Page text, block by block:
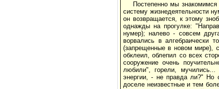
Постепенно мы
систему жизнедеятельности
он возвращается, к этому
однажды на прогулке:
нумер); налево - совсем
ворвались в алгебраически
(запрещенные в новом мире),
обклеил, облепил со всех
сооружение очень
любили", горели, мучились...
энергии, - не правда ли?" Но
доселе неизвестные и тем